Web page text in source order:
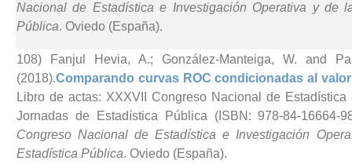
Nacional de Estadística e Investigación Operativa y de
Pública. Oviedo (España).
108) Fanjul Hevia, A.; González-Manteiga, W. and
(2018).Comparando curvas ROC condicionadas al
Libro de actas: XXXVII Congreso Nacional de
Jornadas de Estadística Pública (ISBN: 978-84-
Congreso Nacional de Estadística e Investigación
Estadística Pública. Oviedo (España).